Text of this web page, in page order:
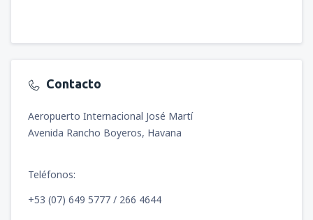
Contacto
Aeropuerto Internacional José Martí
Avenida Rancho Boyeros, Havana
Teléfonos:
+53 (07) 649 5777 / 266 4644